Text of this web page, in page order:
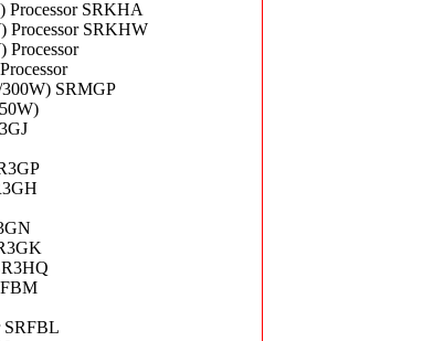
Processor SRKHA
Processor SRKHW
Processor
SRMGP
SRFBL